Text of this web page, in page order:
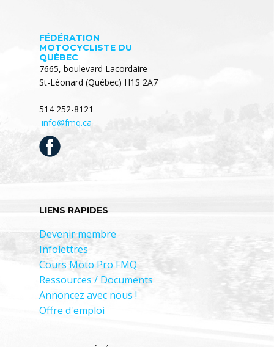
FÉDÉRATION
MOTOCYCLISTE DU
QUÉBEC
7665, boulevard Lacordaire
St-Léonard (Québec) H1S 2A7
514 252-8121
info@fmq.ca
LIENS RAPIDES
Devenir membre
Infolettres
Cours Moto Pro FMQ
Ressources / Documents
Annoncez avec nous !
Offre d'emploi